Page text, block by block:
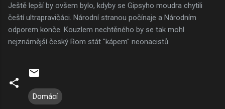
Ještě lepší by ovšem bylo, kdyby se Gipsyho moudra chytili
čeští ultrapravičáci. Národní stranou počínaje a Národním
odporem konče. Kouzlem nechtěného by se tak mohl
nejznámější český Rom stát "kápem" neonacistů.
Domácí